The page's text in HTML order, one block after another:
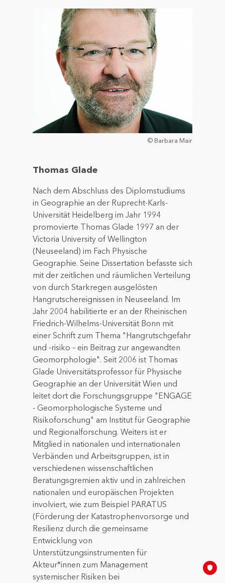
© Barbara Mair
Thomas Glade
Nach dem Abschluss des Diplomstudiums
in Geographie an der Ruprecht-Karls-
Universität Heidelberg im Jahr 1994
promovierte Thomas Glade 1997 an der
Victoria University of Wellington
(Neuseeland) im Fach Physische
Geographie. Seine Dissertation befasste sich
mit der zeitlichen und räumlichen Verteilung
von durch Starkregen ausgelösten
Hangrutschereignissen in Neuseeland. Im
Jahr 2004 habilitierte er an der Rheinischen
Friedrich-Wilhelms-Universität Bonn mit
einer Schrift zum Thema "Hangrutschgefahr
und -risiko – ein Beitrag zur angewandten
Geomorphologie". Seit 2006 ist Thomas
Glade Universitätsprofessor für Physische
Geographie an der Universität Wien und
leitet dort die Forschungsgruppe "ENGAGE
- Geomorphologische Systeme und
Risikoforschung" am Institut für Geographie
und Regionalforschung. Weiters ist er
Mitglied in nationalen und internationalen
Verbänden und Arbeitsgruppen, ist in
verschiedenen wissenschaftlichen
Beratungsgremien aktiv und in zahlreichen
nationalen und europäischen Projekten
involviert, wie zum Beispiel PARATUS
(Förderung der Katastrophenvorsorge und
Resilienz durch die gemeinsame
Entwicklung von
Unterstützungsinstrumenten für
Akteur*innen zum Management
systemischer Risiken bei